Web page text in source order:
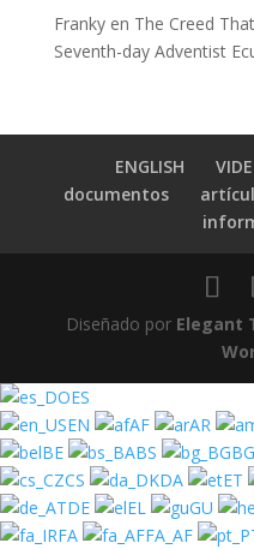
Frankyen The Creed
Seventh-day Adventist
ENGLISH
documentos
Diseñado por Elegant
ES
EN
AF AR
BE
BS BG
CS
DA ET
DE
EL GU
FA
FA_AF